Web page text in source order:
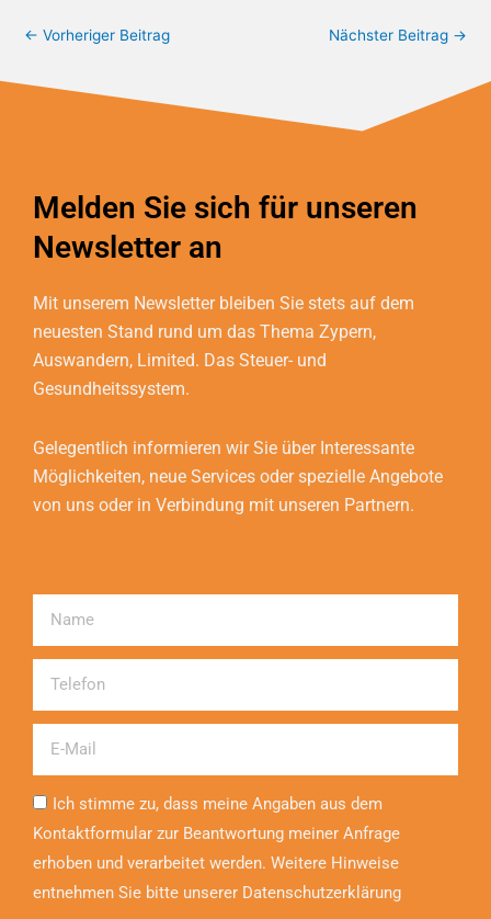
← Vorheriger Beitrag Nächster Beitrag →
Melden Sie sich für unseren
Newsletter an
Mit unserem Newsletter bleiben Sie stets auf dem
neuesten Stand rund um das Thema Zypern,
Auswandern, Limited. Das Steuer- und
Gesundheitssystem.
Gelegentlich informieren wir Sie über Interessante
Möglichkeiten, neue Services oder spezielle Angebote
von uns oder in Verbindung mit unseren Partnern.
Telefon
Ich stimme zu, dass meine Angaben aus dem
Kontaktformular zur Beantwortung meiner Anfrage
erhoben und verarbeitet werden. Weitere Hinweise
entnehmen Sie bitte unserer Datenschutzerklärung